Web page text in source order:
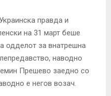
правда и
на 31 март беше
одделот за внатрешна
наводно
Прешево заедно со
е негов возач.